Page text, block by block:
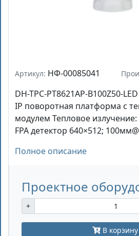
Артикул: НФ-00085041
DH-TPC-PT8621AP-B100Z50-
IP поворотная платформа с
модулем Тепловое
FPA детектор 640×512;
Полное описание
Проектное
+
В корзину